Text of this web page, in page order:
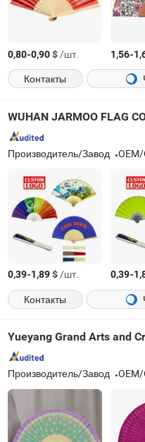
0,80-0,90$/шт. 1,56-
Контакты
WUHAN JARMOO FLAG
Производитель/Завод
0,39-1,89$/шт. 0,39-
Контакты
Yueyang Grand Arts and
Производитель/Завод